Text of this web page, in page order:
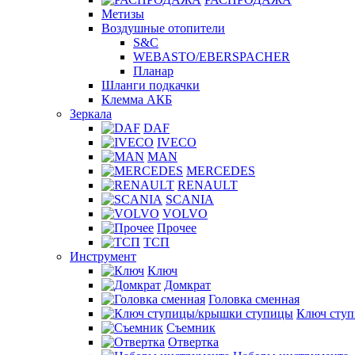
Метизы
Воздушные отопители
S&C
WEBASTO/EBERSPACHER
Планар
Шланги подкачки
Клемма АКБ
Зеркала
DAF
IVECO
MAN
MERCEDES
RENAULT
SCANIA
VOLVO
Прочее
ТСП
Инструмент
Ключ
Домкрат
Головка сменная
Ключ
Съемник
Отвертка